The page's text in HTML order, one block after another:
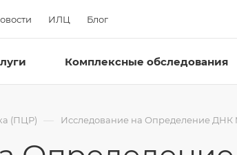
ИЛЦ Блог
Комплексные обследования
(ПЦР) — Исследование на Определение